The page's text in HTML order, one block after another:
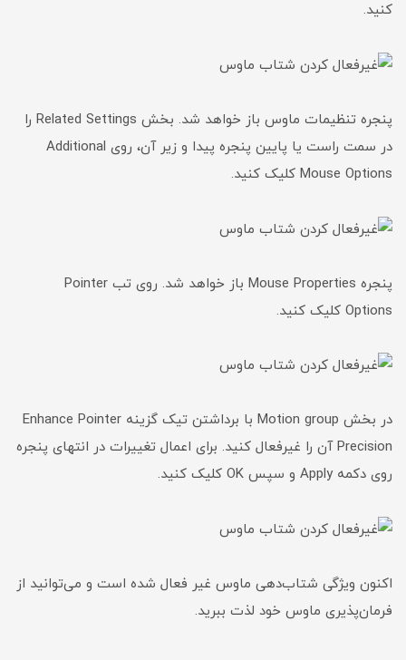
کنید.
پنجره تنظیمات ماوس باز خواهد شد. بخش Related Settings را
در سمت راست یا پایین پنجره پیدا و زیر آن، روی Additional
Mouse Options کلیک کنید.
پنجره Mouse Properties باز خواهد شد. روی تب Pointer
Options کلیک کنید.
در بخش Motion group با برداشتن تیک گزینه Enhance Pointer
Precision آن را غیرفعال کنید. برای اعمال تغییرات در انتهای پنجره
روی دکمه Apply و سپس OK کلیک کنید.
اکنون ویژگی شتاب‌دهی ماوس غیر فعال شده است و می‌توانید از
فرمان‌‎پذیری ماوس خود لذت ببرید.